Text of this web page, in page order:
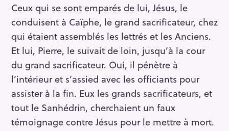
Ceux qui se sont emparés de lui, Jésus, le
conduisent à Caïphe, le grand sacrificateur, chez
qui étaient assemblés les lettrés et les Anciens.
Et lui, Pierre, le suivait de loin, jusqu’à la cour
du grand sacrificateur. Oui, il pénètre à
l’intérieur et s’assied avec les officiants pour
assister à la fin. Eux les grands sacrificateurs, et
tout le Sanhédrin, cherchaient un faux
témoignage contre Jésus pour le mettre à mort.